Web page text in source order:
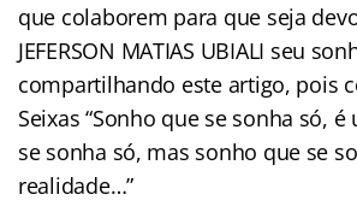
que colaborem para que seja
JEFERSON MATIAS UBIALI seu
compartilhando este artigo, pois
Seixas “Sonho que se sonha só,
se sonha só, mas sonho que se
realidade…”